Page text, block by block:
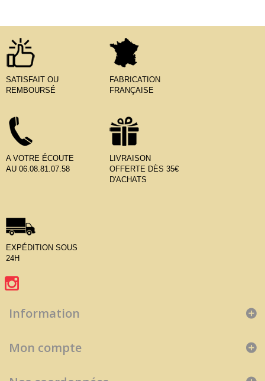
SATISFAIT OU
REMBOURSÉ
FABRICATION
FRANÇAISE
A VOTRE ÉCOUTE
AU 06.08.81.07.58
LIVRAISON
OFFERTE DÈS 35€
D'ACHATS
EXPÉDITION SOUS
24H
Information
Mon compte